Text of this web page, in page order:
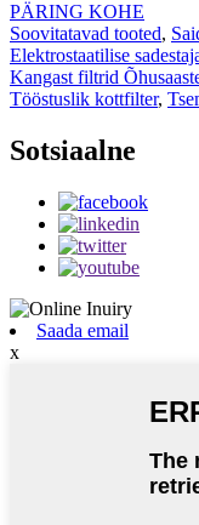
PÄRING KOHE
Soovitatavad tooted,
Elektrostaatilise
Kangast filtrid
Tööstuslik kottfilter,
Sotsiaalne
Saada email
x